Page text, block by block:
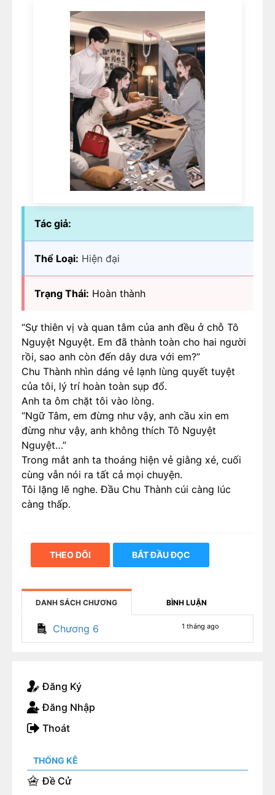
Tác giả:
Thể Loại: Hiện đại
Trạng Thái: Hoàn thành
“Sự thiên vị và quan tâm của anh đều ở chỗ Tô
Nguyệt Nguyệt. Em đã thành toàn cho hai người
rồi, sao anh còn đến dây dưa với em?”
Chu Thành nhìn dáng vẻ lạnh lùng quyết tuyệt
của tôi, lý trí hoàn toàn sụp đổ.
Anh ta ôm chặt tôi vào lòng.
“Ngữ Tâm, em đừng như vậy, anh cầu xin em
đừng như vậy, anh không thích Tô Nguyệt
Nguyệt…”
Trong mắt anh ta thoáng hiện vẻ giằng xé, cuối
cùng vẫn nói ra tất cả mọi chuyện.
Tôi lặng lẽ nghe. Đầu Chu Thành cúi càng lúc
càng thấp.
THEO DÕI BẮT ĐẦU ĐỌC
DANH SÁCH CHƯƠNG BÌNH LUẬN
Chương 6 1 tháng ago
Đăng Ký
Đăng Nhập
Thoát
THỐNG KÊ
Đề Cử